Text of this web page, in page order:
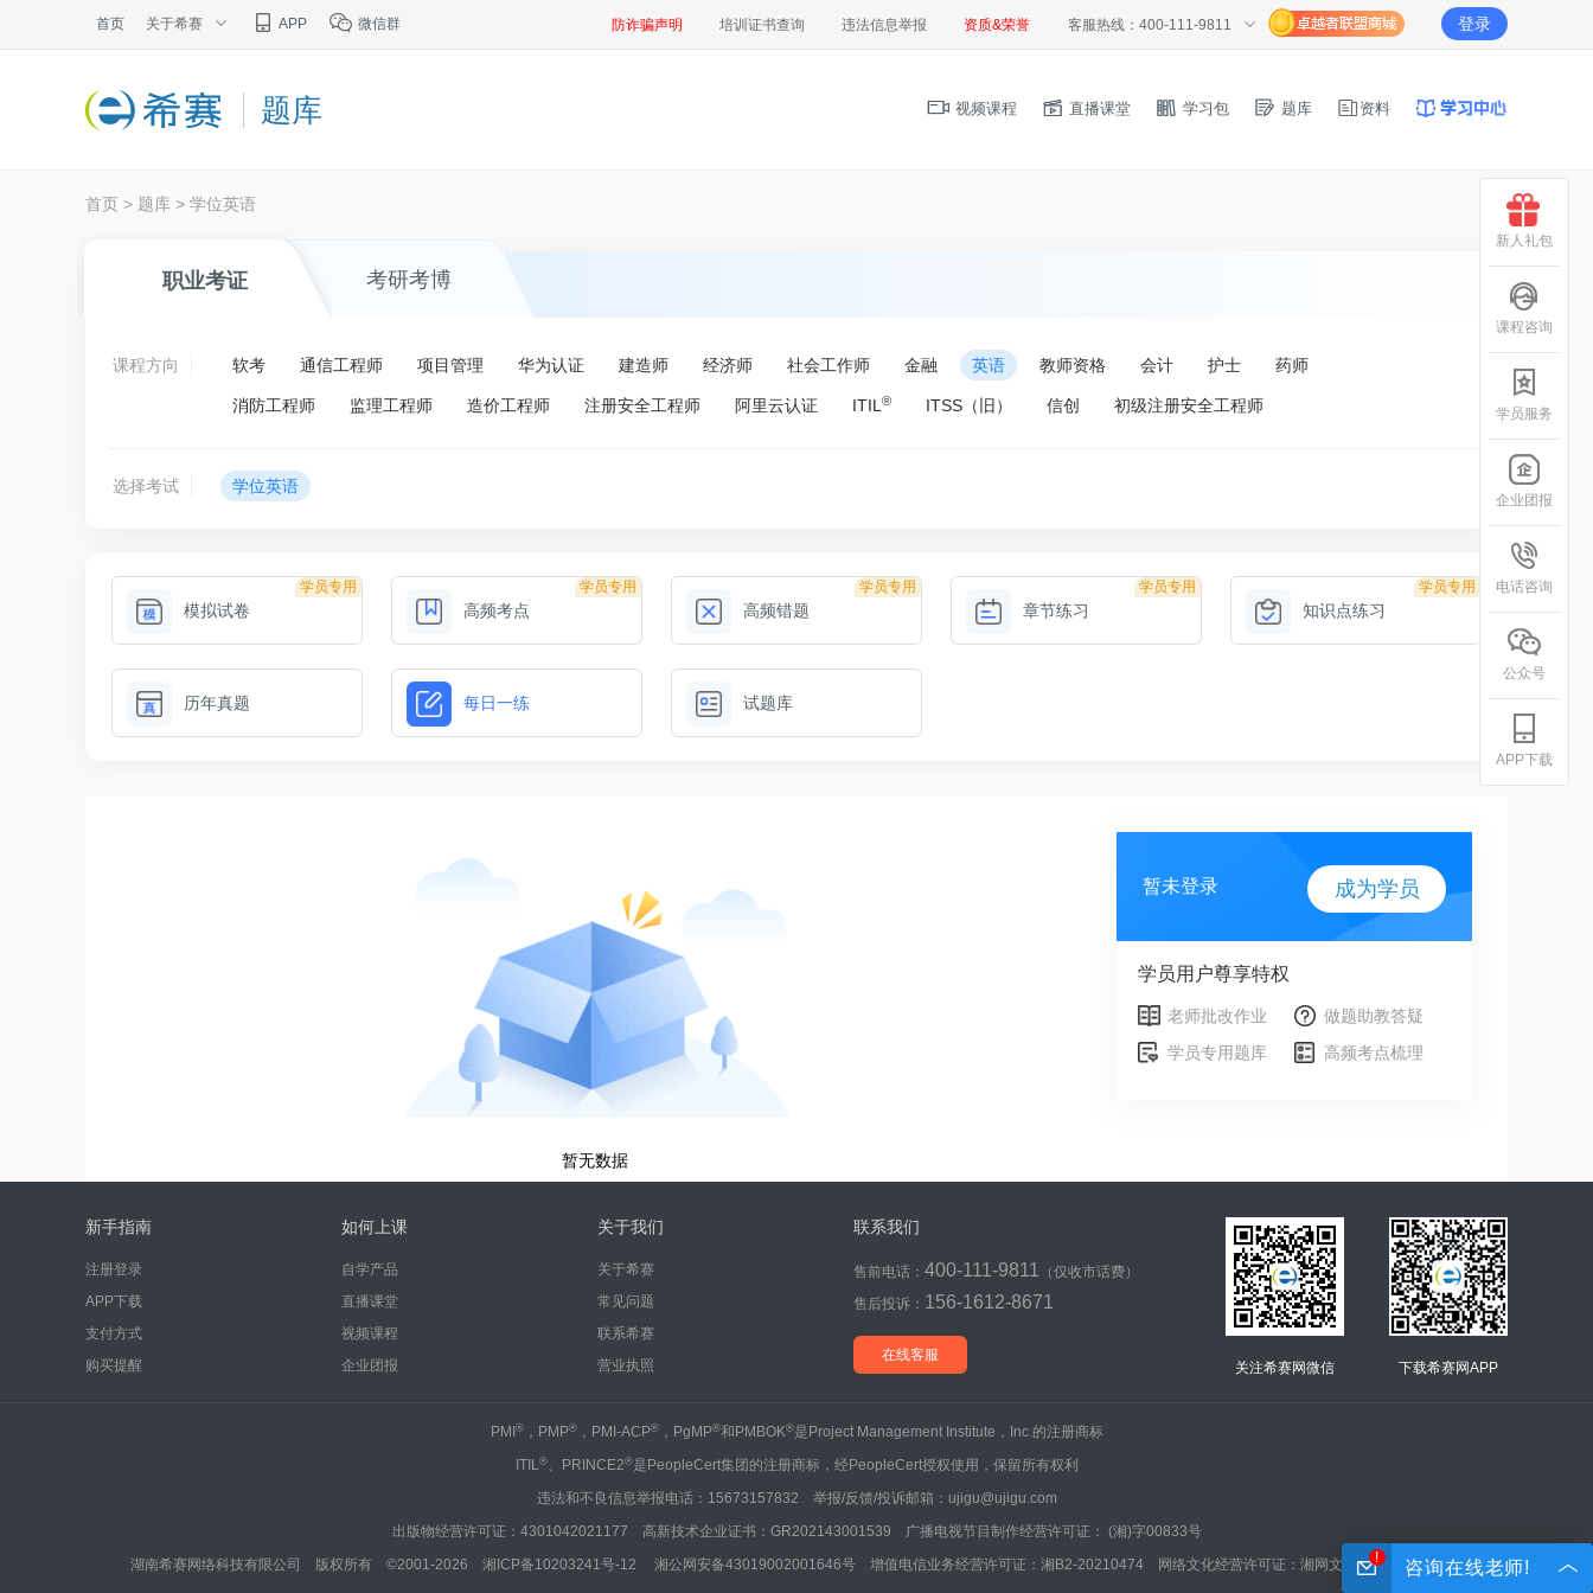
首页 关于希赛 APP 微信群 防诈骗声明 培训证书查询 违法信息举报 资质&荣誉 客服热线：400-111-9811 登录
题库 视频课程 直播课堂 学习包 题库 资料
首页 > 题库 > 学位英语
职业考证 考研考博
课程方向 软考 通信工程师 项目管理 华为认证 建造师 经济师 社会工作师 金融 英语 教师资格 会计 护士 药师
消防工程师 监理工程师 造价工程师 注册安全工程师 阿里云认证 ITIL ® ITSS（旧） 信创 初级注册安全工程师
选择考试 学位英语
学员专用
模拟试卷
学员专用
高频考点
学员专用
高频错题
学员专用
章节练习
学员专用
知识点练习
历年真题 每日一练 试题库
暂无数据
暂未登录 成为学员
学员用户尊享特权
老师批改作业
做题助教答疑
学员专用题库
高频考点梳理
新手指南
注册登录
APP下载
支付方式
购买提醒
如何上课
自学产品
直播课堂
视频课程
企业团报
关于我们
关于希赛
常见问题
联系希赛
营业执照
联系我们
售前电话： 400-111-9811 （仅收市话费）
售后投诉： 156-1612-8671
在线客服
关注希赛网微信 下载希赛网APP
PMI ®，PMP®，PMI-ACP®，PgMP®和PMBOK®是Project Management Institute，Inc.的注册商标
ITIL®、PRINCE2®是PeopleCert集团的注册商标，经PeopleCert授权使用，保留所有权利
违法和不良信息举报电话：15673157832 举报/反馈/投诉邮箱：ujigu@ujigu.com
出版物经营许可证：4301042021177 高新技术企业证书：GR202143001539 广播电视节目制作经营许可证： (湘)字00833号
湖南希赛网络科技有限公司 版权所有 ©2001-2026 湘ICP备10203241号-12 湘公网安备43019002001646号 增值电信业务经营许可证：湘B2-20210474 网络文化经营许可证：湘网文(2022)0042-005号
新人礼包
课程咨询
学员服务
企业团报
电话咨询
公众号
APP下载
! 咨询在线老师!